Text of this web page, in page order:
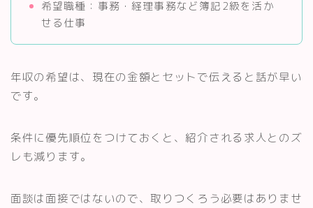
希望職種：事務・経理事務など簿記2級を活か
せる仕事
年収の希望は、現在の金額とセットで伝えると話が早い
です。
条件に優先順位をつけておくと、紹介される求人とのズ
レも減ります。
面談は面接ではないので、取りつくろう必要はありませ